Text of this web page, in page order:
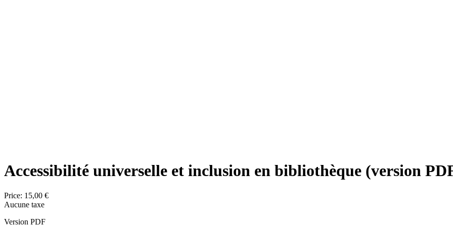
Accessibilité universelle et inclusion en bibliothèque (version
Price: 15,00 €
Aucune taxe
Version PDF